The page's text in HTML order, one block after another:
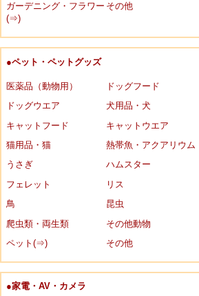
ガーデニング・フラワー
(⇒)
その他
●ペット・ペットグッズ
医薬品（動物用）
ドッグフード
ドッグウエア
犬用品・犬
キャットフード
キャットウエア
猫用品・猫
熱帯魚・アクアリウム
うさぎ
ハムスター
フェレット
リス
鳥
昆虫
爬虫類・両生類
その他動物
ペット(⇒)
その他
●家電・AV・カメラ